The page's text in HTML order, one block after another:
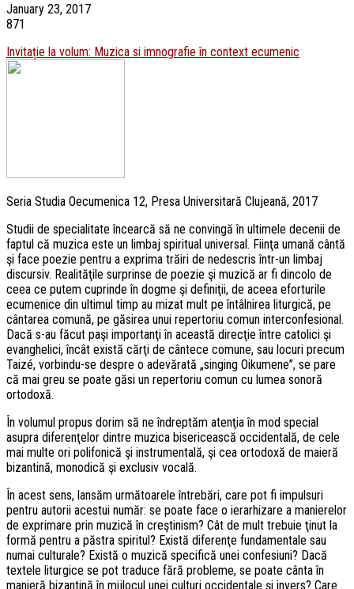
January 23, 2017
871
Invitație la volum: Muzica si imnografie în context ecumenic
Seria Studia Oecumenica 12, Presa Universitară Clujeană, 2017
Studii de specialitate încearcă să ne convingă în ultimele decenii de
faptul că muzica este un limbaj spiritual universal. Fiinţa umană cântă
şi face poezie pentru a exprima trăiri de nedescris într-un limbaj
discursiv. Realităţile surprinse de poezie şi muzică ar fi dincolo de
ceea ce putem cuprinde în dogme şi definiţii, de aceea eforturile
ecumenice din ultimul timp au mizat mult pe întâlnirea liturgică, pe
cântarea comună, pe găsirea unui repertoriu comun interconfesional.
Dacă s-au făcut paşi importanţi în această direcţie între catolici şi
evanghelici, încât există cărţi de cântece comune, sau locuri precum
Taizé, vorbindu-se despre o adevărată „singing Oikumene”, se pare
că mai greu se poate găsi un repertoriu comun cu lumea sonoră
ortodoxă.
În volumul propus dorim să ne îndreptăm atenţia în mod special
asupra diferenţelor dintre muzica bisericească occidentală, de cele
mai multe ori polifonică şi instrumentală, şi cea ortodoxă de maieră
bizantină, monodică şi exclusiv vocală.
În acest sens, lansăm următoarele întrebări, care pot fi impulsuri
pentru autorii acestui număr: se poate face o ierarhizare a manierelor
de exprimare prin muzică în creştinism? Cât de mult trebuie ţinut la
formă pentru a păstra spiritul? Există diferenţe fundamentale sau
numai culturale? Există o muzică specifică unei confesiuni? Dacă
textele liturgice se pot traduce fără probleme, se poate cânta în
manieră bizantină în mijlocul unei culturi occidentale şi invers? Care